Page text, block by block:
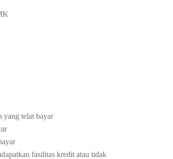
yang telat bayar
fasilitas kredit atau tidak